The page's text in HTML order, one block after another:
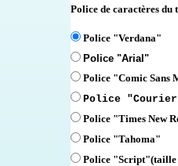
Police de caractères du
Police "Verdana"
Police "Arial"
Police "Comic Sans
Police
Police "Times New
Police "Tahoma"
Police "Script"